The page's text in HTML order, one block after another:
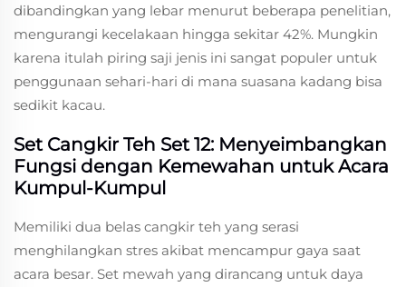
dibandingkan yang lebar menurut beberapa penelitian,
mengurangi kecelakaan hingga sekitar 42%. Mungkin
karena itulah piring saji jenis ini sangat populer untuk
penggunaan sehari-hari di mana suasana kadang bisa
sedikit kacau.
Set Cangkir Teh Set 12: Menyeimbangkan
Fungsi dengan Kemewahan untuk Acara
Kumpul-Kumpul
Memiliki dua belas cangkir teh yang serasi
menghilangkan stres akibat mencampur gaya saat
acara besar. Set mewah yang dirancang untuk daya